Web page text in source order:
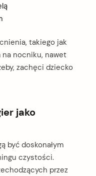
takiego jak
nocniku, nawet
zachęci dziecko
jako
być doskonałym
czystości.
przez